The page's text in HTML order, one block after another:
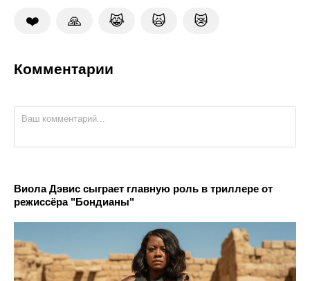
❤️ 🙏 😹 🙀 😿
Комментарии
Виола Дэвис сыграет главную роль в триллере от
режиссёра "Бондианы"